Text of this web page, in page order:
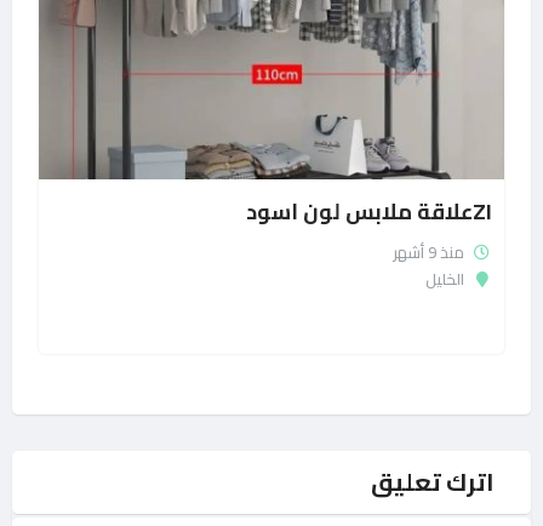
ZIعلاقة ملابس لون اسود
منذ 9 أشهر
الخليل
اترك تعليق